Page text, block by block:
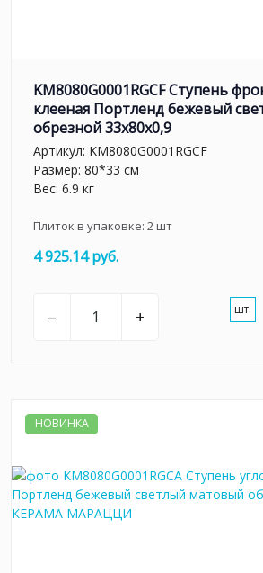
KM8080G0001RGCF Ступень
клееная Портленд бежевый
обрезной 33x80x0,9
Артикул: KM8080G0001RGCF
Размер: 80*33 см
Вес: 6.9 кг
Плиток в упаковке: 2шт
4 925.14 руб.
– + шт.
НОВИНКА